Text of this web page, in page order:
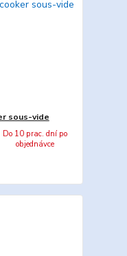
sous-vide
Do 10 prac. dní po
objednávce